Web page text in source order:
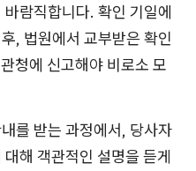
람직합니다. 확인 기일에
, 법원에서 교부받은 확인
청에 신고해야 비로소 모
를 받는 과정에서, 당사자
해 객관적인 설명을 듣게